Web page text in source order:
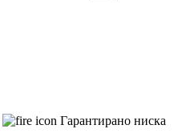
Гарантирано ниска